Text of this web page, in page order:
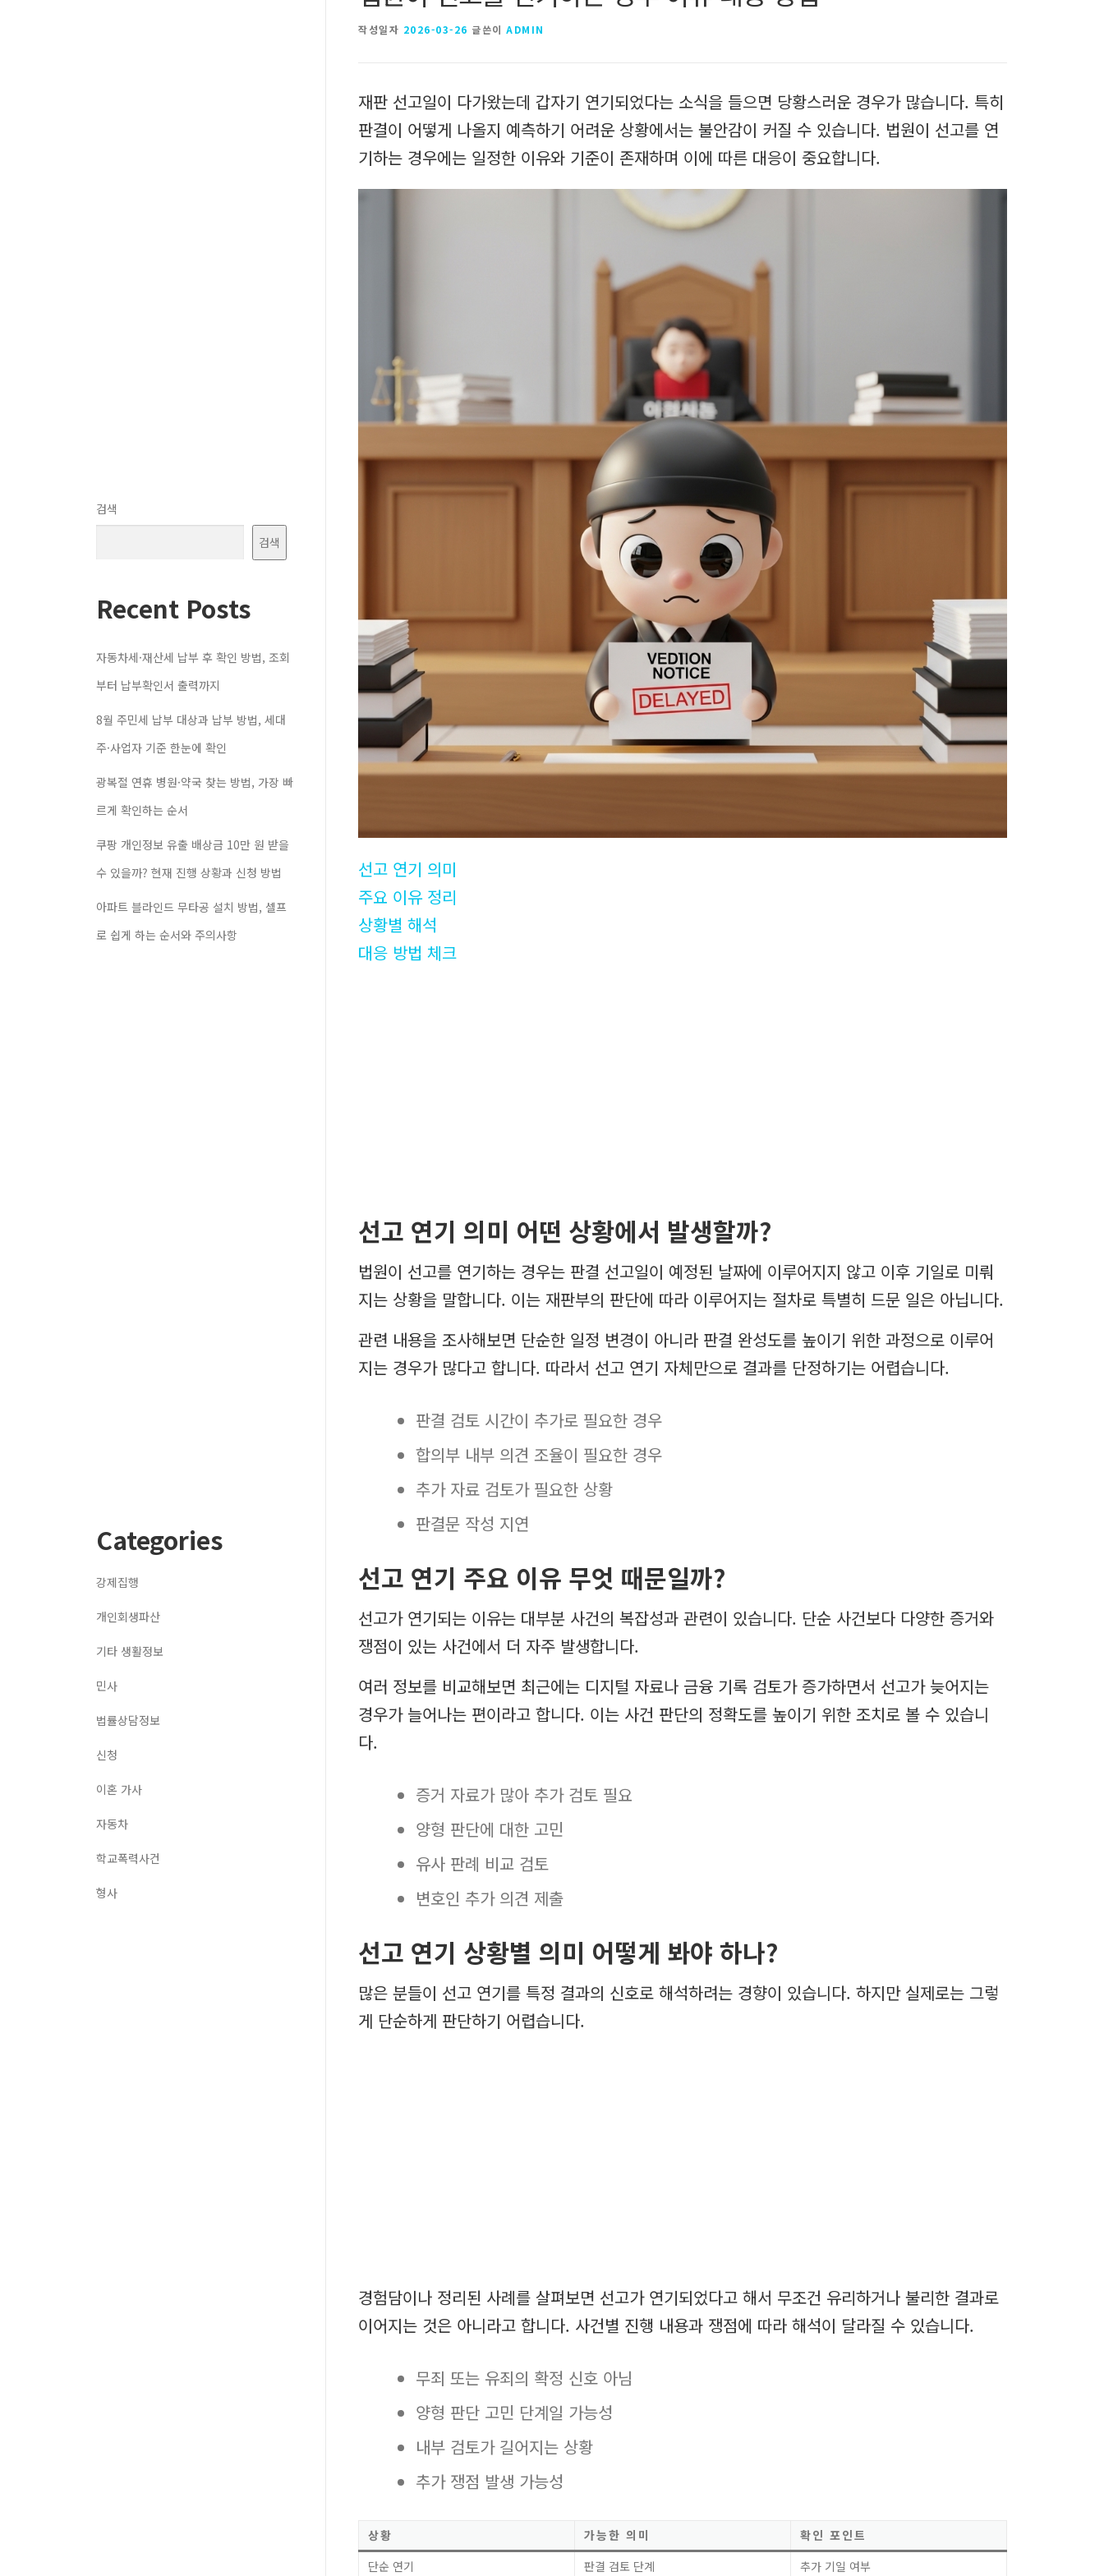
작성일자 2026-03-26 글쓴이 ADMIN
재판 선고일이 다가왔는데 갑자기 연기되었다는 소식을 들으면 당황스러운 경우가 많습니다. 특히
판결이 어떻게 나올지 예측하기 어려운 상황에서는 불안감이 커질 수 있습니다. 법원이 선고를 연
기하는 경우에는 일정한 이유와 기준이 존재하며 이에 따른 대응이 중요합니다.
선고 연기 의미
주요 이유 정리
상황별 해석
대응 방법 체크
선고 연기 의미 어떤 상황에서 발생할까?
법원이 선고를 연기하는 경우는 판결 선고일이 예정된 날짜에 이루어지지 않고 이후 기일로 미뤄
지는 상황을 말합니다. 이는 재판부의 판단에 따라 이루어지는 절차로 특별히 드문 일은 아닙니다.
관련 내용을 조사해보면 단순한 일정 변경이 아니라 판결 완성도를 높이기 위한 과정으로 이루어
지는 경우가 많다고 합니다. 따라서 선고 연기 자체만으로 결과를 단정하기는 어렵습니다.
판결 검토 시간이 추가로 필요한 경우
합의부 내부 의견 조율이 필요한 경우
추가 자료 검토가 필요한 상황
판결문 작성 지연
선고 연기 주요 이유 무엇 때문일까?
선고가 연기되는 이유는 대부분 사건의 복잡성과 관련이 있습니다. 단순 사건보다 다양한 증거와
쟁점이 있는 사건에서 더 자주 발생합니다.
여러 정보를 비교해보면 최근에는 디지털 자료나 금융 기록 검토가 증가하면서 선고가 늦어지는
경우가 늘어나는 편이라고 합니다. 이는 사건 판단의 정확도를 높이기 위한 조치로 볼 수 있습니
다.
증거 자료가 많아 추가 검토 필요
양형 판단에 대한 고민
유사 판례 비교 검토
변호인 추가 의견 제출
선고 연기 상황별 의미 어떻게 봐야 하나?
많은 분들이 선고 연기를 특정 결과의 신호로 해석하려는 경향이 있습니다. 하지만 실제로는 그렇
게 단순하게 판단하기 어렵습니다.
경험담이나 정리된 사례를 살펴보면 선고가 연기되었다고 해서 무조건 유리하거나 불리한 결과로
이어지는 것은 아니라고 합니다. 사건별 진행 내용과 쟁점에 따라 해석이 달라질 수 있습니다.
무죄 또는 유죄의 확정 신호 아님
양형 판단 고민 단계일 가능성
내부 검토가 길어지는 상황
추가 쟁점 발생 가능성
상황 가능한 의미
확인 포인트
단순 연기
판결 검토 단계 추가 기일 여부
검색
검색
Recent Posts
자동차세·재산세 납부 후 확인 방법, 조회
부터 납부확인서 출력까지
8월 주민세 납부 대상과 납부 방법, 세대
주·사업자 기준 한눈에 확인
광복절 연휴 병원·약국 찾는 방법, 가장 빠
르게 확인하는 순서
쿠팡 개인정보 유출 배상금 10만 원 받을
수 있을까? 현재 진행 상황과 신청 방법
아파트 블라인드 무타공 설치 방법, 셀프
로 쉽게 하는 순서와 주의사항
Categories
강제집행
개인회생파산
기타 생활정보
민사
법률상담정보
신청
이혼 가사
자동차
학교폭력사건
형사